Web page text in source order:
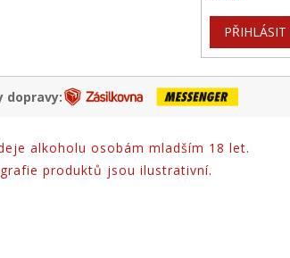
PŘIHLÁSIT
dopravy:
alkoholu osobám mladším 18 let.
produktů jsou ilustrativní.